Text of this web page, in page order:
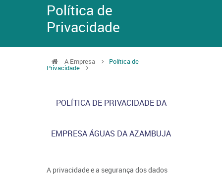
Política de
Privacidade
A Empresa Política de
Privacidade
POLÍTICA DE PRIVACIDADE DA
EMPRESA ÁGUAS DA AZAMBUJA
A privacidade e a segurança dos dados